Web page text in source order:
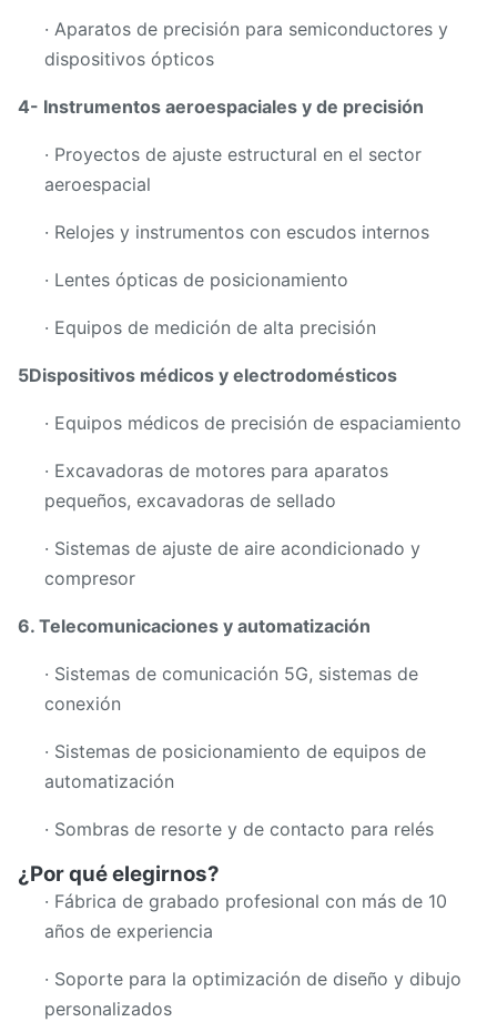
· Aparatos de precisión para semiconductores y
dispositivos ópticos
4- Instrumentos aeroespaciales y de precisión
· Proyectos de ajuste estructural en el sector
aeroespacial
· Relojes y instrumentos con escudos internos
· Lentes ópticas de posicionamiento
· Equipos de medición de alta precisión
5Dispositivos médicos y electrodomésticos
· Equipos médicos de precisión de espaciamiento
· Excavadoras de motores para aparatos
pequeños, excavadoras de sellado
· Sistemas de ajuste de aire acondicionado y
compresor
6. Telecomunicaciones y automatización
· Sistemas de comunicación 5G, sistemas de
conexión
· Sistemas de posicionamiento de equipos de
automatización
· Sombras de resorte y de contacto para relés
¿Por qué elegirnos?
· Fábrica de grabado profesional con más de 10
años de experiencia
· Soporte para la optimización de diseño y dibujo
personalizados